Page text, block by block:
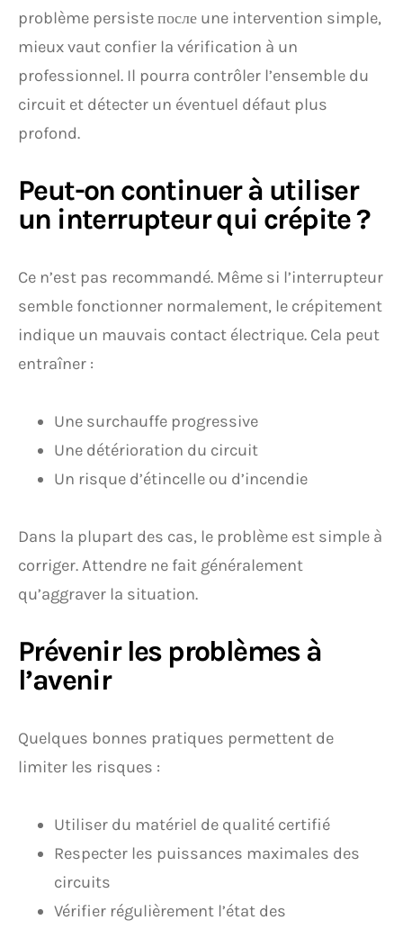
problème persiste после une intervention simple,
mieux vaut confier la vérification à un
professionnel. Il pourra contrôler l’ensemble du
circuit et détecter un éventuel défaut plus
profond.
Peut-on continuer à utiliser
un interrupteur qui crépite ?
Ce n’est pas recommandé. Même si l’interrupteur
semble fonctionner normalement, le crépitement
indique un mauvais contact électrique. Cela peut
entraîner :
Une surchauffe progressive
Une détérioration du circuit
Un risque d’étincelle ou d’incendie
Dans la plupart des cas, le problème est simple à
corriger. Attendre ne fait généralement
qu’aggraver la situation.
Prévenir les problèmes à
l’avenir
Quelques bonnes pratiques permettent de
limiter les risques :
Utiliser du matériel de qualité certifié
Respecter les puissances maximales des
circuits
Vérifier régulièrement l’état des